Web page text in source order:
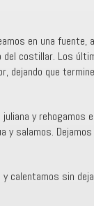
en una fuente,
del costillar. Los
dejando que
y rehogamos
y salamos.
calentamos sin